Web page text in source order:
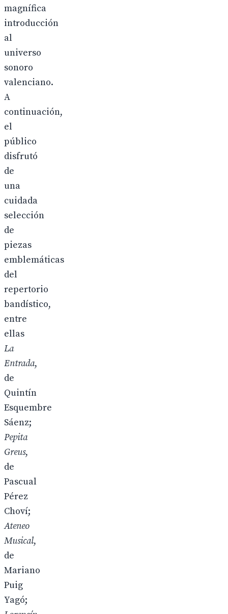
magnífica
introducción
al
universo
sonoro
valenciano.
A
continuación,
el
público
disfrutó
de
una
cuidada
selección
de
piezas
emblemáticas
del
repertorio
bandístico,
entre
ellas
La
Entrada,
de
Quintín
Esquembre
Sáenz;
Pepita
Greus,
de
Pascual
Pérez
Choví;
Ateneo
Musical,
de
Mariano
Puig
Yagó;